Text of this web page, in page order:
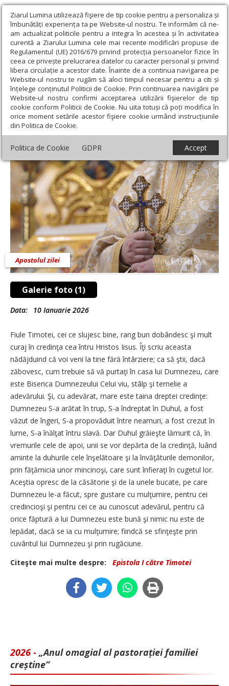
Ziarul Lumina utilizează fişiere de tip cookie pentru a personaliza și
îmbunătăți experiența ta pe Website-ul nostru. Te informăm că ne-
am actualizat politicile pentru a integra în acestea și în activitatea
curentă a Ziarului Lumina cele mai recente modificări propuse de
Regulamentul (UE) 2016/679 privind protecția persoanelor fizice în
ceea ce privește prelucrarea datelor cu caracter personal și privind
libera circulație a acestor date. Înainte de a continua navigarea pe
Website-ul nostru te rugăm să aloci timpul necesar pentru a citi și
înțelege conținutul Politicii de Cookie. Prin continuarea navigării pe
Website-ul nostru confirmi acceptarea utilizării fişierelor de tip
cookie conform Politicii de Cookie. Nu uita totuși că poți modifica în
orice moment setările acestor fişiere cookie urmând instrucțiunile
din Politica de Cookie.
Politica de Cookie GDPR Accept
Ziarul Lumina › Teologie și spiritualitate › Apostolul zilei › I
Timotei 3, 13-16; 4, 1-5
I Timotei 3, 13-16; 4, 1-5
Galerie foto (1)
Apostolul zilei
Data: 10 Ianuarie 2026
Fiule Timotei, cei ce slujesc bine, rang bun dobândesc şi mult
curaj în credinţa cea întru Hristos Iisus. Îţi scriu aceasta
nădăjduind că voi veni la tine fără întârziere; ca să ştii, dacă
zăbovesc, cum trebuie să vă purtaţi în casa lui Dumnezeu, care
este Biserica Dumnezeului Celui viu, stâlp şi temelie a
adevărului. Şi, cu adevărat, mare este taina dreptei credinţe:
Dumnezeu S-a arătat în trup, S-a îndreptat în Duhul, a fost
văzut de îngeri, S-a propovăduit între neamuri, a fost crezut în
lume, S-a înălţat întru slavă. Dar Duhul grăieşte lămurit că, în
vremurile cele de apoi, unii se vor depărta de la credinţă, luând
aminte la duhurile cele înşelătoare şi la învăţăturile demonilor,
prin făţărnicia unor mincinoşi, care sunt înfieraţi în cugetul lor.
Aceştia opresc de la căsătorie şi de la unele bucate, pe care
Dumnezeu le-a făcut, spre gustare cu mulţumire, pentru cei
credincioşi şi pentru cei ce au cunoscut adevărul, pentru că
orice făptură a lui Dumnezeu este bună şi nimic nu este de
lepădat, dacă se ia cu mulţumire; fiindcă se sfinţeşte prin
cuvântul lui Dumnezeu şi prin rugăciune.
Citeşte mai multe despre:
Epistola I către Timotei
2026 - „Anul omagial al pastorației familiei
creștine”